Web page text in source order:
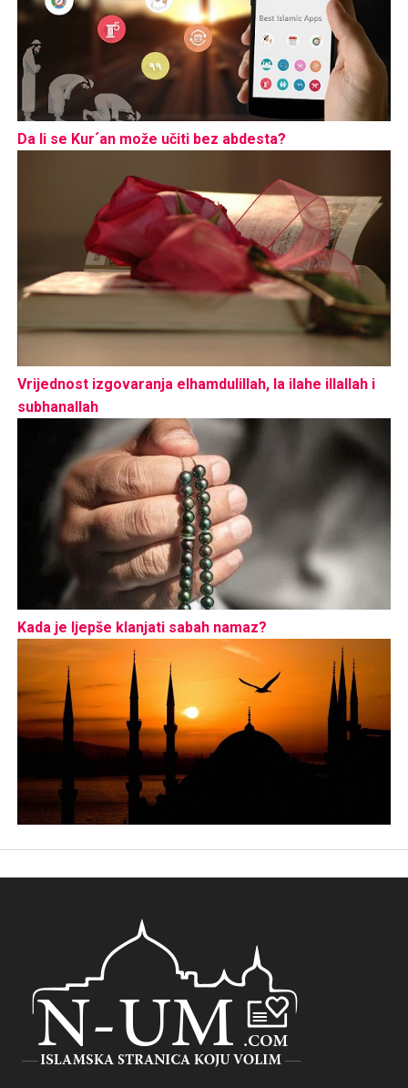
Da li se Kur´an može učiti bez abdesta?
Vrijednost izgovaranja elhamdulillah, la ilahe illallah i
subhanallah
Kada je ljepše klanjati sabah namaz?